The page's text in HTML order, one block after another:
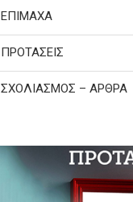
ΕΠΙΜΑΧΑ
ΠΡΟΤΑΣΕΙΣ
ΣΧΟΛΙΑΣΜΟΣ – ΑΡΘΡΑ